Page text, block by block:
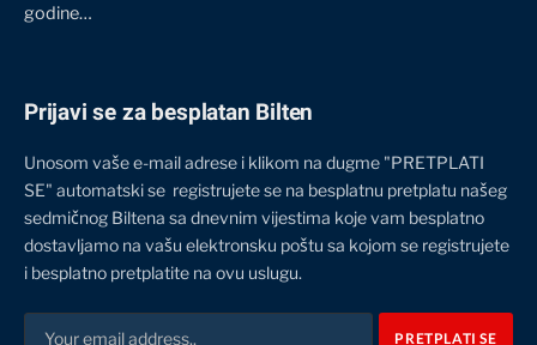
godine…
Prijavi se za besplatan Bilten
Unosom vaše e-mail adrese i klikom na dugme "PRETPLATI
SE" automatski se registrujete se na besplatnu pretplatu našeg
sedmičnog Biltena sa dnevnim vijestima koje vam besplatno
dostavljamo na vašu elektronsku poštu sa kojom se registrujete
i besplatno pretplatite na ovu uslugu.